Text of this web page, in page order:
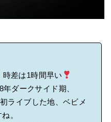
時差は1時間早い
ダークサイド期、
ライブした地、ベビメ
。